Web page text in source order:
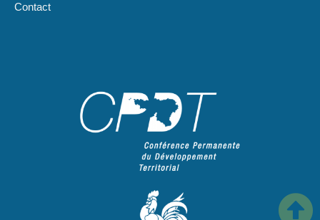
Contact